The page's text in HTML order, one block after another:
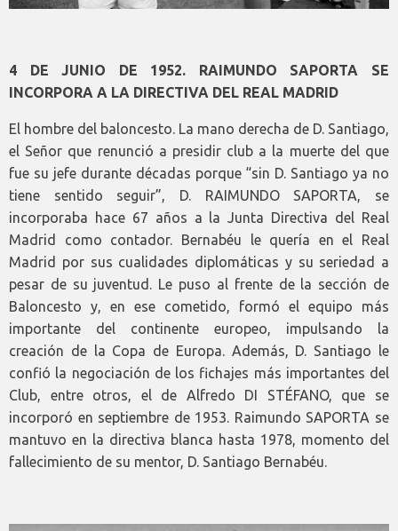
4 DE JUNIO DE 1952. RAIMUNDO SAPORTA SE
INCORPORA A LA DIRECTIVA DEL REAL MADRID
El hombre del baloncesto. La mano derecha de D. Santiago,
el Señor que renunció a presidir club a la muerte del que
fue su jefe durante décadas porque “sin D. Santiago ya no
tiene sentido seguir”, D. RAIMUNDO SAPORTA, se
incorporaba hace 67 años a la Junta Directiva del Real
Madrid como contador. Bernabéu le quería en el Real
Madrid por sus cualidades diplomáticas y su seriedad a
pesar de su juventud. Le puso al frente de la sección de
Baloncesto y, en ese cometido, formó el equipo más
importante del continente europeo, impulsando la
creación de la Copa de Europa. Además, D. Santiago le
confió la negociación de los fichajes más importantes del
Club, entre otros, el de Alfredo DI STÉFANO, que se
incorporó en septiembre de 1953. Raimundo SAPORTA se
mantuvo en la directiva blanca hasta 1978, momento del
fallecimiento de su mentor, D. Santiago Bernabéu.